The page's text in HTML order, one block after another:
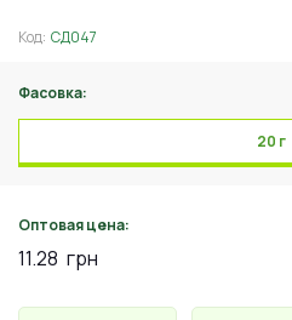
Код: СД047
Фасовка:
20 г
Оптовая цена:
11.28 грн